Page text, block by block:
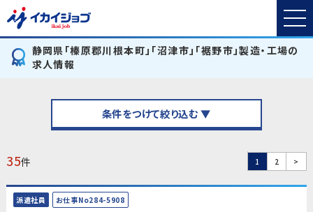
静岡県「榛原郡川根本町」「沼津市」「裾野市」製造・工場の
求人情報
条件をつけて絞り込む ▼
35件 1 2 >
派遣社員 お仕事No284-5908